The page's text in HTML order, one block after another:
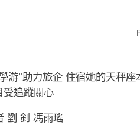
游”助力旅企 住宿她的天秤
受追蹤關心
劉 釗 馮雨瑤